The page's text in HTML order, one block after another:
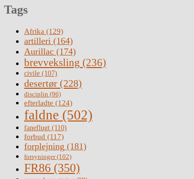
Tags
Afrika (129)
artilleri (164)
Aurillac (174)
brevveksling (236)
civile (107)
desertør (228)
disciplin (96)
efterladte (124)
faldne (502)
faneflugt (110)
forbud (117)
forplejning (181)
forsyninger(102)
FR86 (350)